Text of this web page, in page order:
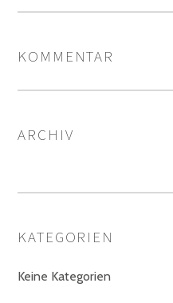
KOMMENTAR
ARCHIV
KATEGORIEN
Keine Kategorien